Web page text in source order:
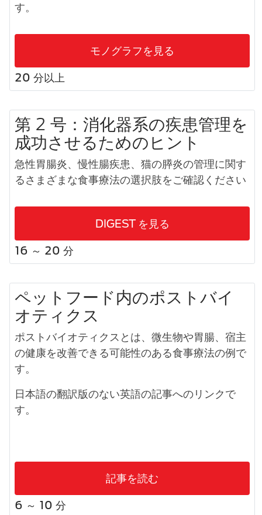
す。
モノグラフを見る
20 分以上
第 2 号：消化器系の疾患管理を
成功させるためのヒント
急性胃腸炎、慢性腸疾患、猫の膵炎の管理に関す
るさまざまな食事療法の選択肢をご確認ください
DIGEST を見る
16 ～ 20 分
ペットフード内のポストバイ
オティクス
ポストバイオティクスとは、微生物や胃腸、宿主
の健康を改善できる可能性のある食事療法の例で
す。
日本語の翻訳版のない英語の記事へのリンクで
す。
記事を読む
6 ～ 10 分